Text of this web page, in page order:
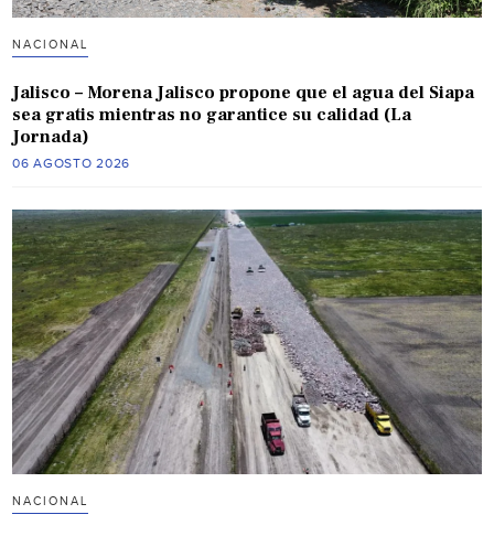
NACIONAL
Jalisco – Morena Jalisco propone que el agua del Siapa
sea gratis mientras no garantice su calidad (La
Jornada)
06 AGOSTO 2026
NACIONAL